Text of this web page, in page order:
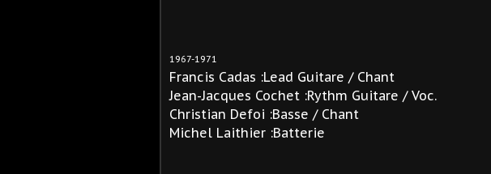
1967-1971
Francis Cadas :Lead Guitare / Chant
Jean-Jacques Cochet :Rythm Guitare / Voc.
Christian Defoi :Basse / Chant
Michel Laithier :Batterie